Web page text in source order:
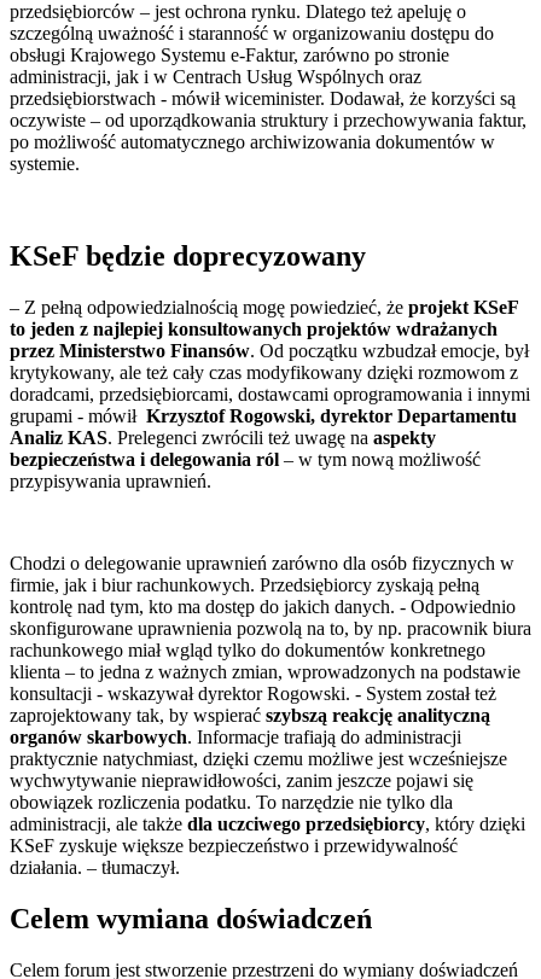
przedsiębiorców – jest ochrona rynku. Dlatego też apeluję o
szczególną uważność i staranność w organizowaniu dostępu do
obsługi Krajowego Systemu e-Faktur, zarówno po stronie
administracji, jak i w Centrach Usług Wspólnych oraz
przedsiębiorstwach - mówił wiceminister. Dodawał, że korzyści są
oczywiste – od uporządkowania struktury i przechowywania faktur,
po możliwość automatycznego archiwizowania dokumentów w
systemie.
KSeF będzie doprecyzowany
– Z pełną odpowiedzialnością mogę powiedzieć, że projekt KSeF
to jeden z najlepiej konsultowanych projektów wdrażanych
przez Ministerstwo Finansów. Od początku wzbudzał emocje, był
krytykowany, ale też cały czas modyfikowany dzięki rozmowom z
doradcami, przedsiębiorcami, dostawcami oprogramowania i innymi
grupami - mówił Krzysztof Rogowski, dyrektor Departamentu
Analiz KAS. Prelegenci zwrócili też uwagę na aspekty
bezpieczeństwa i delegowania ról – w tym nową możliwość
przypisywania uprawnień.
Chodzi o delegowanie uprawnień zarówno dla osób fizycznych w
firmie, jak i biur rachunkowych. Przedsiębiorcy zyskają pełną
kontrolę nad tym, kto ma dostęp do jakich danych. - Odpowiednio
skonfigurowane uprawnienia pozwolą na to, by np. pracownik biura
rachunkowego miał wgląd tylko do dokumentów konkretnego
klienta – to jedna z ważnych zmian, wprowadzonych na podstawie
konsultacji - wskazywał dyrektor Rogowski. - System został też
zaprojektowany tak, by wspierać szybszą reakcję analityczną
organów skarbowych. Informacje trafiają do administracji
praktycznie natychmiast, dzięki czemu możliwe jest wcześniejsze
wychwytywanie nieprawidłowości, zanim jeszcze pojawi się
obowiązek rozliczenia podatku. To narzędzie nie tylko dla
administracji, ale także dla uczciwego przedsiębiorcy, który dzięki
KSeF zyskuje większe bezpieczeństwo i przewidywalność
działania. – tłumaczył.
Celem wymiana doświadczeń
Celem forum jest stworzenie przestrzeni do wymiany doświadczeń